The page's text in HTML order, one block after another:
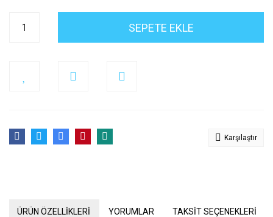
SEPETE EKLE
Karşılaştır
ÜRÜN ÖZELLİKLERİ YORUMLAR TAKSİT SEÇENEKLERİ